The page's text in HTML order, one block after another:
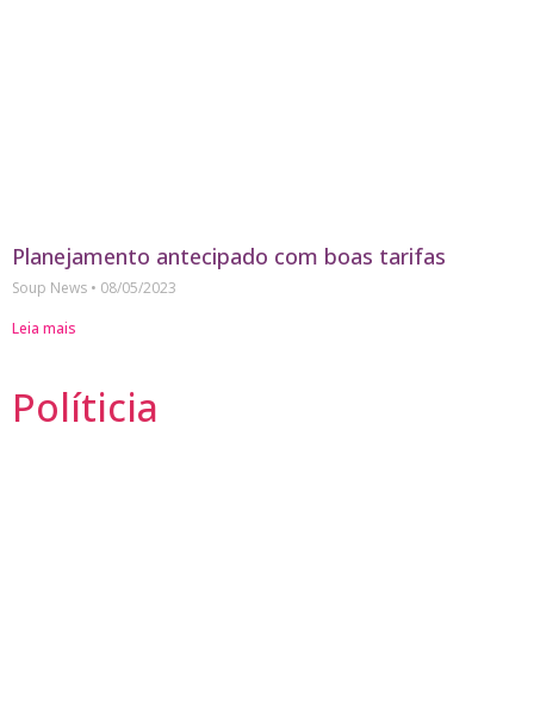
Planejamento antecipado com boas tarifas
Soup News
08/05/2023
Leia mais
Políticia